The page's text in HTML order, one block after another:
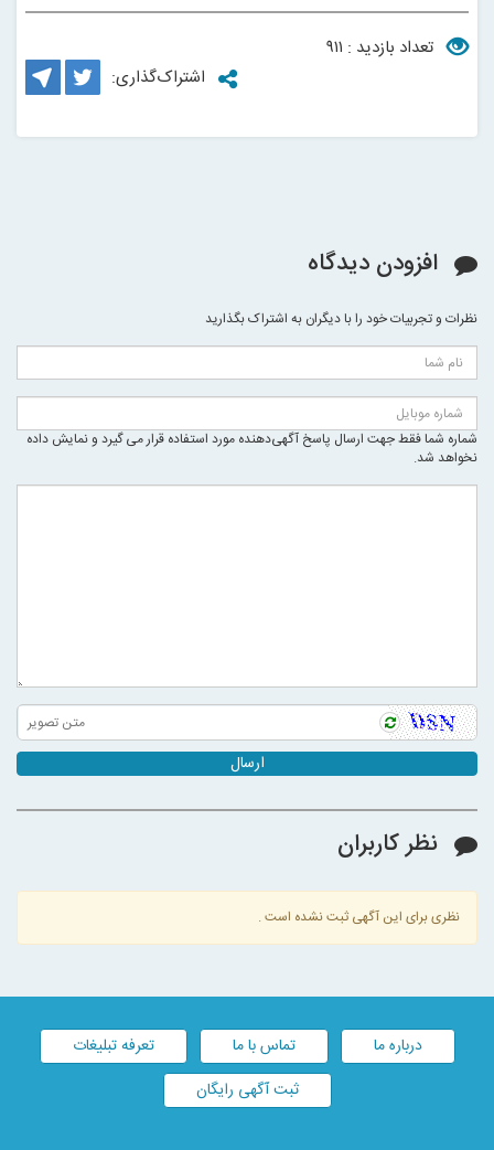
تعداد بازدید : ۹۱۱
اشتراک‌گذاری:
افزودن دیدگاه
نظرات و تجربیات خود را با دیگران به اشتراک بگذارید
شماره شما فقط جهت ارسال پاسخ آگهی‌دهنده مورد استفاده قرار می گیرد و نمایش داده
نخواهد شد.
ارسال
نظر کاربران
نظری برای این آگهی ثبت نشده است .
درباره ما تماس با ما
تعرفه تبلیغات
ثبت آگهی رایگان